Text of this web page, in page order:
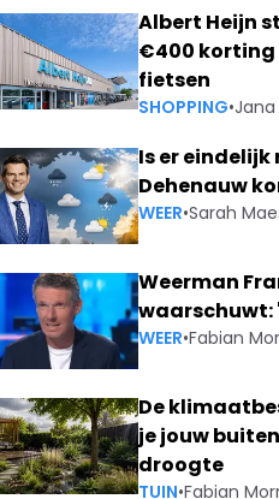
Albert Heijn
€400 korting
fietsen
SHOPPING•Jana
Is er eindelijk
Dehenauw
WEER•Sarah
Weerman
WEER•Fabian
De
je jouw
droogte
TUIN•Fabian